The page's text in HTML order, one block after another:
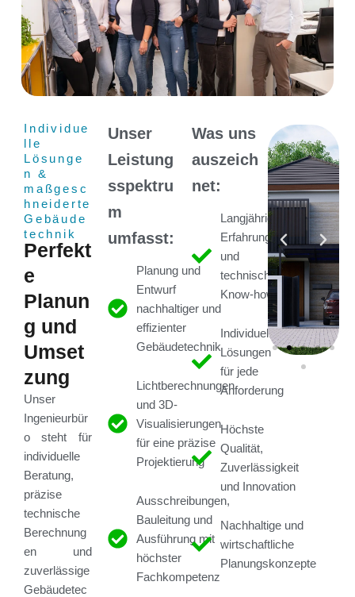
Individue
lle
Lösunge
n &
maßgesc
hneiderte
Gebäude
technik
Perfekt
e
Planun
g und
Umset
zung
Unser
Ingenieurbür
o steht für
individuelle
Beratung,
präzise
technische
Berechnung
en und
zuverlässige
Gebäudetec
Unser
Leistung
sspektru
m
umfasst:
Planung und
Entwurf
nachhaltiger und
effizienter
Gebäudetechnik
Lichtberechnungen
und 3D-
Visualisierungen
für eine präzise
Projektierung
Ausschreibungen,
Bauleitung und
Ausführung mit
höchster
Fachkompetenz
Was uns
auszeich
net:
Langjährige
Erfahrung
und
technisches
Know-how
Individuelle
Lösungen
für jede
Anforderung
Höchste
Qualität,
Zuverlässigkeit
und Innovation
Nachhaltige und
wirtschaftliche
Planungskonzepte